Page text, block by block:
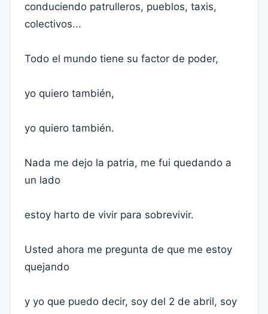
conduciendo patrulleros, pueblos, taxis,
colectivos...
Todo el mundo tiene su factor de poder,
yo quiero también,
yo quiero también.
Nada me dejo la patria, me fui quedando a
un lado
estoy harto de vivir para sobrevivir.
Usted ahora me pregunta de que me estoy
quejando
y yo que puedo decir, soy del 2 de abril, soy